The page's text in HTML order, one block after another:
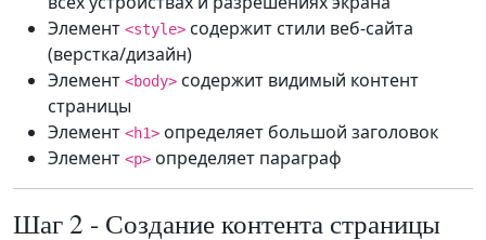
Элемент <style> содержит стили веб-сайта
(верстка/дизайн)
Элемент <body> содержит видимый контент
страницы
Элемент <h1> определяет большой заголовок
Элемент <p> определяет параграф
Шаг 2 - Создание контента страницы